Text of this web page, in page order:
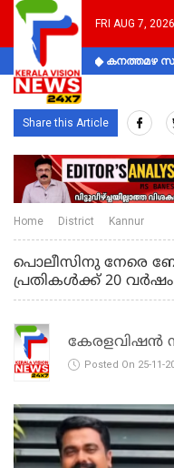
FRI AUG 7,
കനത്തമഴ
Share this Article
Home District Kannur
പൊലീസിനു നേരെ
പ്രതികള്‍ക്ക് 20
Posted On 25-11-